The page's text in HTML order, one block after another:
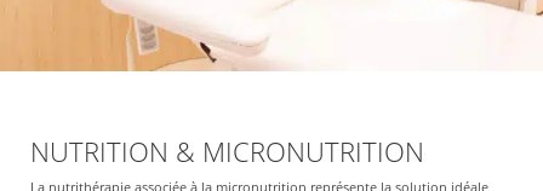
NUTRITION & MICRONUTRITION
La nutrithérapie associée à la micronutrition représente la solution idéale